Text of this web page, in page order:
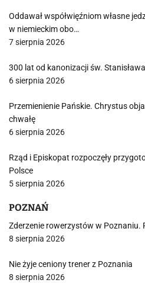
Oddawał współwięźniom własne
w niemieckim obo…
7 sierpnia 2026
300 lat od kanonizacji św.
6 sierpnia 2026
Przemienienie Pańskie. Chrystus
chwałę
6 sierpnia 2026
Rząd i Episkopat rozpoczęły
Polsce
5 sierpnia 2026
POZNAŃ
Zderzenie rowerzystów w Poznaniu.
8 sierpnia 2026
Nie żyje ceniony trener z Poznania
8 sierpnia 2026